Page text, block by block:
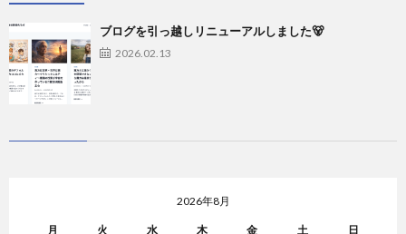
ブログを引っ越しリニューアルしました🐻
2026.02.13
2026年8月
月 火 水 木 金 土 日